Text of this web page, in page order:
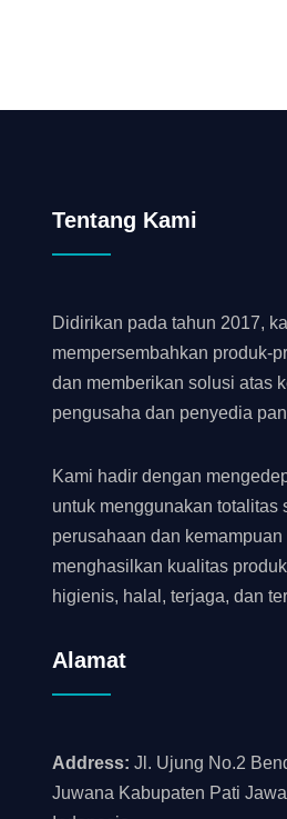
Tentang Kami
Didirikan pada tahun 2017,
mempersembahkan produk-
dan memberikan solusi atas
pengusaha dan penyedia
Kami hadir dengan
untuk menggunakan totalitas
perusahaan dan
menghasilkan kualitas
higienis, halal, terjaga, dan
Alamat
Address: Jl. Ujung No.2
Juwana Kabupaten Pati